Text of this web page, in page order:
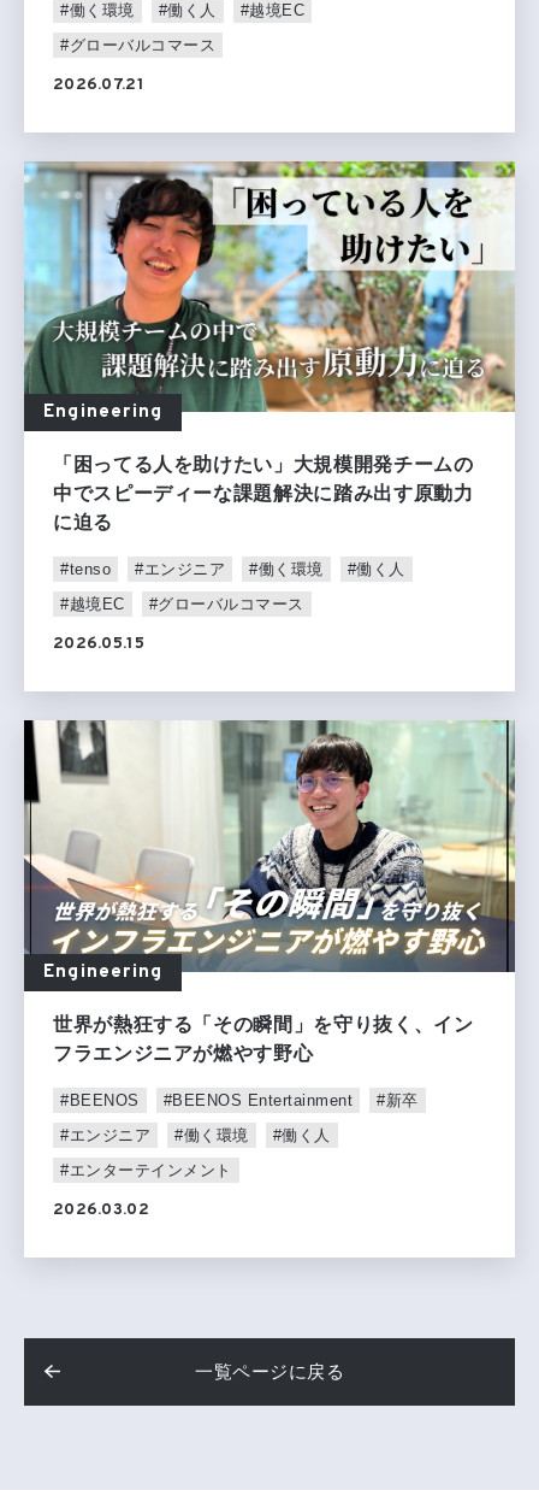
#働く環境
#働く人
#越境EC
#グローバルコマース
2026.07.21
Engineering
「困ってる人を助けたい」大規模開発チームの
中でスピーディーな課題解決に踏み出す原動力
に迫る
#tenso #エンジニア #働く環境
#働く人
#越境EC
#グローバルコマース
2026.05.15
Engineering
世界が熱狂する「その瞬間」を守り抜く、イン
フラエンジニアが燃やす野心
#BEENOS #BEENOS Entertainment
#新卒
#エンジニア
#働く環境
#働く人
#エンターテインメント
2026.03.02
一覧ページに戻る